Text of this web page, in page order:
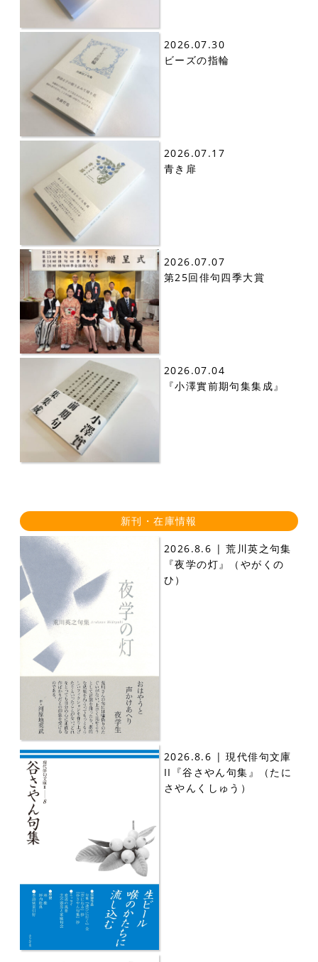
2026.07.30
ビーズの指輪
2026.07.17
青き扉
2026.07.07
第25回俳句四季大賞
2026.07.04
『小澤實前期句集集成』
新刊・在庫情報
2026.8.6 | 荒川英之句集
『夜学の灯』（やがくの
ひ）
2026.8.6 | 現代俳句文庫
II『谷さやん句集』（たに
さやんくしゅう）